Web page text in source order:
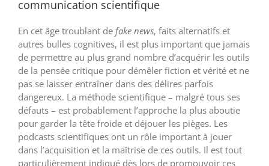
communication scientifique
En cet âge troublant de fake news, faits alternatifs et
autres bulles cognitives, il est plus important que jamais
de permettre au plus grand nombre d’acquérir les outils
de la pensée critique pour démêler fiction et vérité et ne
pas se laisser entraîner dans des délires parfois
dangereux. La méthode scientifique – malgré tous ses
défauts – est probablement l’approche la plus aboutie
pour garder la tête froide et déjouer les pièges. Les
podcasts scientifiques ont un rôle important à jouer
dans l’acquisition et la maîtrise de ces outils. Il est tout
particulièrement indiqué dès lors de promouvoir ces